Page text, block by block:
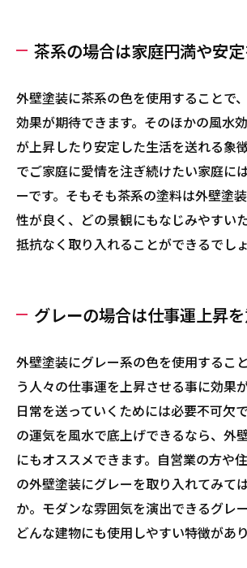
茶系の場合は家庭円満や安
外壁塗装に茶系の色を使用することで
効果が期待できます。そのほかの風水
が上昇したり安定した生活を送れる象
でご家庭に愛情を注ぎ続けたい家庭に
ーです。そもそも茶系の塗料は外壁塗
性が良く、どの景観にもなじみやすい
抵抗なく取り入れることができるでしょ
グレーの場合は仕事運上昇
外壁塗装にグレー系の色を使用するこ
う人々の仕事運を上昇させる事に効果
日常を送っていくためには必要不可欠
の運気を風水で底上げできるなら、外
にもオススメできます。自営業の方や
の外壁塗装にグレーを取り入れてみて
か。モダンな雰囲気を演出できるグレ
どんな建物にも使用しやすい特徴があり